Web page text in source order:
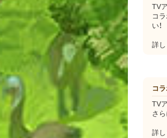
TV
コ
い！
詳
コ
TV
さ
詳